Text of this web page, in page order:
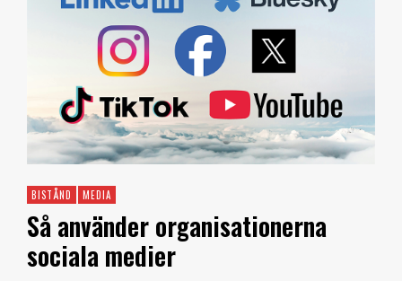
BISTÅND MEDIA
Så använder organisationerna
sociala medier